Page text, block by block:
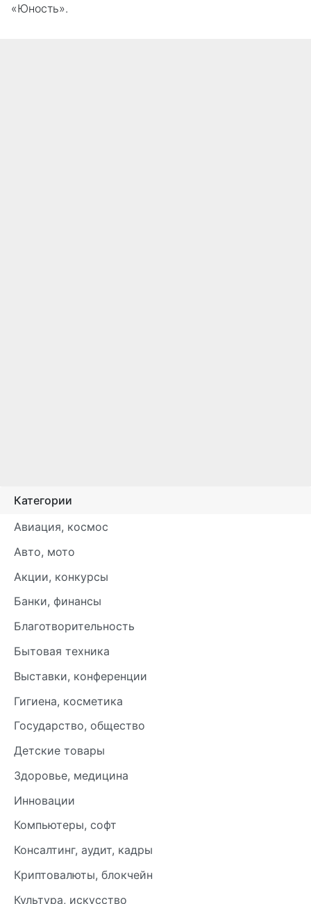
«Юность».
Категории
Авиация, космос
Авто, мото
Акции, конкурсы
Банки, финансы
Благотворительность
Бытовая техника
Выставки, конференции
Гигиена, косметика
Государство, общество
Детские товары
Здоровье, медицина
Инновации
Компьютеры, софт
Консалтинг, аудит, кадры
Криптовалюты, блокчейн
Культура, искусство